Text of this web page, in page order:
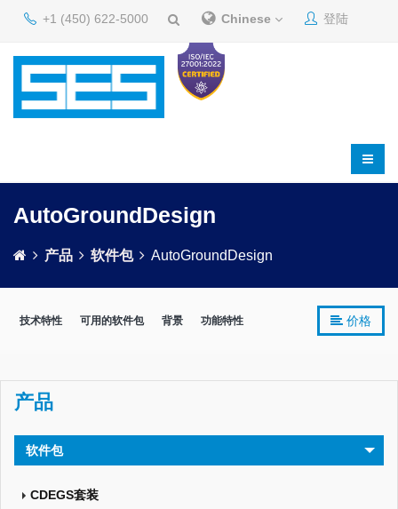
+1 (450) 622-5000 Chinese 登陆
AutoGroundDesign
产品 软件包 AutoGroundDesign
价格
技术特性 可用的软件包 背景 功能特性
产品
软件包
CDEGS套装